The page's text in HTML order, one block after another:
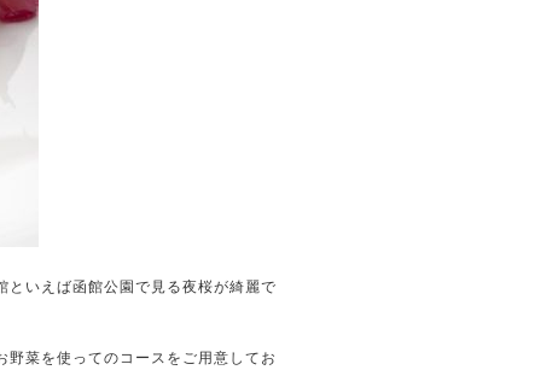
といえば函館公園で見る夜桜が綺麗で
菜を使ってのコースをご用意してお